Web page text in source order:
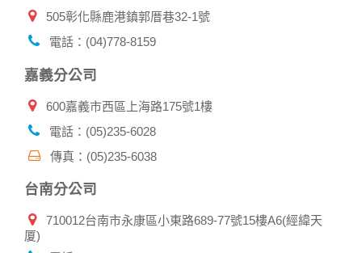
本公司相關企業伙伴網站所提供的服務後，務必記得登出帳戶
或關閉網頁瀏覽器，以防止他人讀取您的個人資料。
問或訂購時，請立即通知本站。
505彰化縣鹿港鎮郭厝巷32-1號
電話：(04)778-8159
嘉義分公司
600嘉義市西區上海路175號1樓
電話：(05)235-6028
傳真：(05)235-6038
台南分公司
710012台南市永康區小東路689-77號15樓A6(經緯天
厦)